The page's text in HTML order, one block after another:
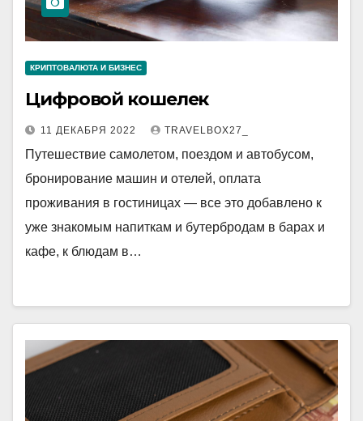
КРИПТОВАЛЮТА И БИЗНЕС
Цифровой кошелек
11 ДЕКАБРЯ 2022 TRAVELBOX27_
Путешествие самолетом, поездом и автобусом,
бронирование машин и отелей, оплата
проживания в гостиницах — все это добавлено к
уже знакомым напиткам и бутербродам в барах и
кафе, к блюдам в…